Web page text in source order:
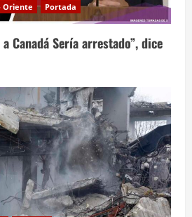
Oriente Portada
Canadá Sería arrestado”, dice